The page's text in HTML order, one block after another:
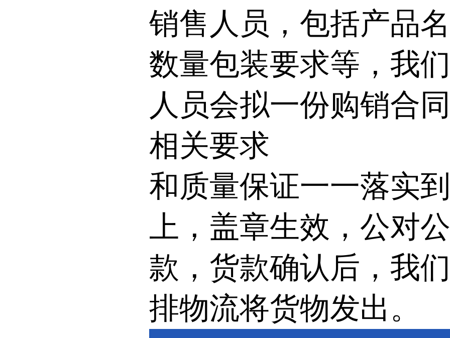
销售人员，包括产品
数量包装要求等，我
人员会拟一份购销合
相关要求
和质量保证一一落实
上，盖章生效，公对
款，货款确认后，我
排物流将货物发出。